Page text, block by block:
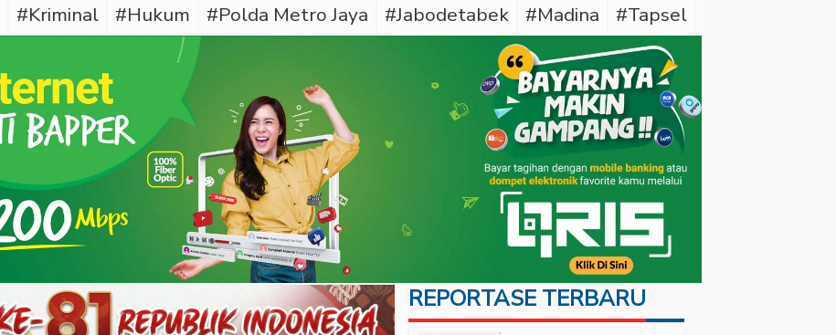
#Kriminal #Hukum #Polda Metro Jaya #Jabodetabek #Madina #Tapsel
REPORTASE TERBARU